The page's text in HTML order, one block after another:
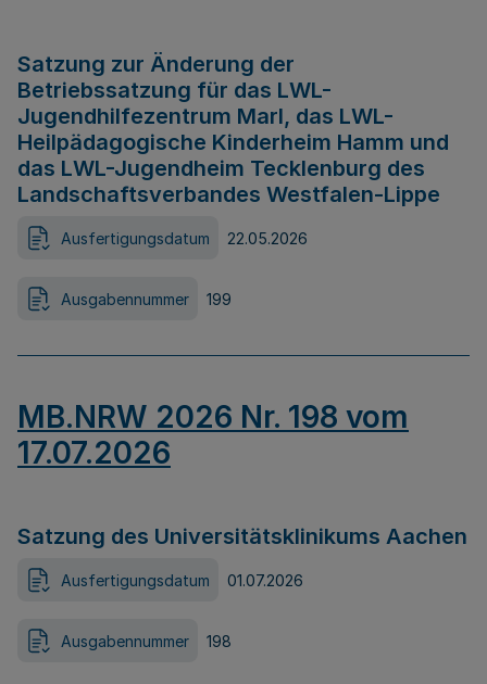
Satzung zur Änderung der
Betriebssatzung für das LWL-
Jugendhilfezentrum Marl, das LWL-
Heilpädagogische Kinderheim Hamm und
das LWL-Jugendheim Tecklenburg des
Landschaftsverbandes Westfalen-Lippe
Ausfertigungsdatum 22.05.2026
Ausgabennummer 199
MB.NRW 2026 Nr. 198 vom
17.07.2026
Satzung des Universitätsklinikums Aachen
Ausfertigungsdatum 01.07.2026
Ausgabennummer 198